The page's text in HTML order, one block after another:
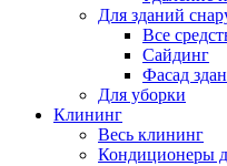
Для зданий
Все
Сайдинг
Фасад
Для уборки
Клининг
Весь клининг
Кондиционеры